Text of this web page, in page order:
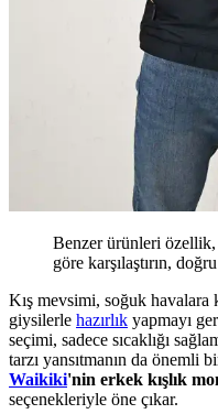
Benzer ürünleri özellik,
göre karşılaştırın,
Kış mevsimi, soğuk havalara
giysilerle hazırlık yapmayı
seçimi, sadece sıcaklığı
tarzı yansıtmanın da önemli
Waikiki'nin erkek kışlık
seçenekleriyle öne çıkar.